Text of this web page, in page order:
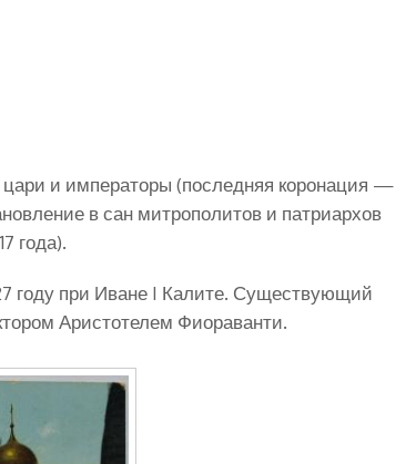
и императоры (последняя коронация —
в сан митрополитов и патриархов
года).
году при Иване I Калите. Существующий
Аристотелем Фиораванти.